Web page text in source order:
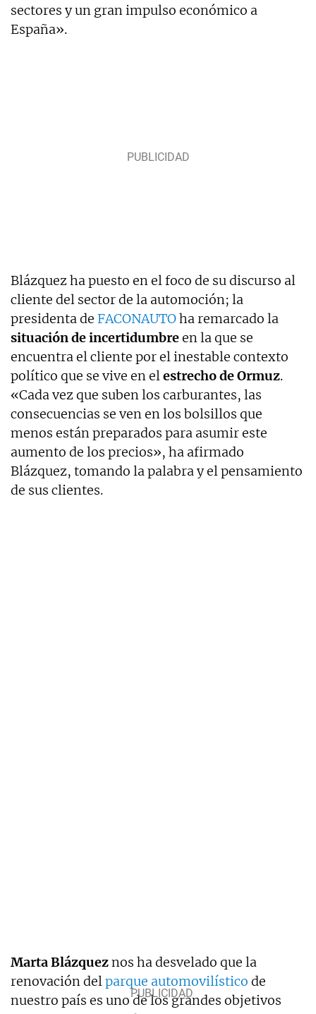
sectores y un gran impulso económico a
España».
Blázquez ha puesto en el foco de su discurso al
cliente del sector de la automoción; la
presidenta de FACONAUTOha remarcado la
situación de incertidumbreen la que se
encuentra el cliente por el inestable contexto
político que se vive en elestrecho de Ormuz.
«Cada vez que suben los carburantes, las
consecuencias se ven en los bolsillos que
menos están preparados para asumir este
aumento de los precios», ha afirmado
Blázquez, tomando la palabra y el pensamiento
de sus clientes.
Marta Blázqueznos ha desvelado que la
renovación delparque automovilístico de
nuestro país es uno de los grandes objetivos